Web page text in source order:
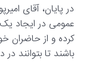
در پایان، آقای
عمومی در ایجاد یک
کرده و از حاضران
باشند تا بتوانند